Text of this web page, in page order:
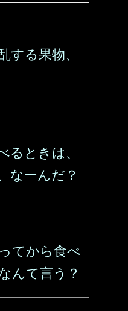
する果物、
るときは、
なーんだ？
てから食べ
んて言う？